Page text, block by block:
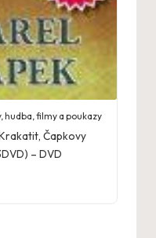
hudba, filmy a poukazy
Čapkovy
– DVD